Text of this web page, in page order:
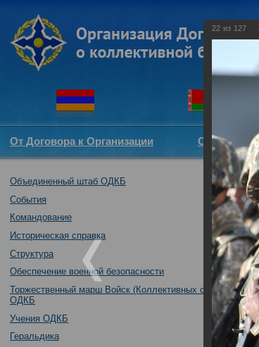
От Договора к Организации Структура
Объединенный штаб ОДКБ
События
Командование
Историческая справка
Структура
Обеспечение военной безопасности
Торжественный марш Войск (Коллективных сил)
ОДКБ
Учения ОДКБ
Геральдика
22 из 127